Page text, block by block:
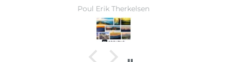
Ward Monballiu